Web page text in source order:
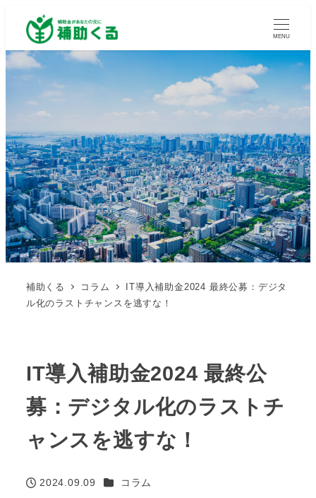
MENU
補助くる コラム
IT導入補助金2024 最終公募：デジタ
ル化のラストチャンスを逃すな！
IT導入補助金2024 最終公
募：デジタル化のラストチ
ャンスを逃すな！
投稿日
2024.09.09 カテゴリー
コラム